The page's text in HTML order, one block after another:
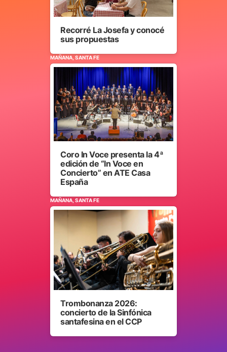
Recorré La Josefa y conocé
sus propuestas
MAÑANA, SANTA FE
Coro In Voce presenta la 4ª
edición de “In Voce en
Concierto” en ATE Casa
España
MAÑANA, SANTA FE
Trombonanza 2026:
concierto de la Sinfónica
santafesina en el CCP